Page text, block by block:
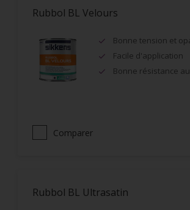
Rubbol BL Velours
Bonne tension et
Facile d'application
Bonne résistance
Comparer
Rubbol BL Ultrasatin